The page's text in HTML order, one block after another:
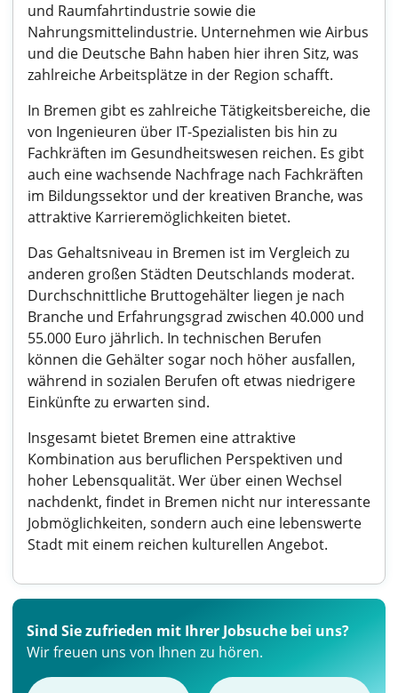
und Raumfahrtindustrie sowie die
Nahrungsmittelindustrie. Unternehmen wie Airbus
und die Deutsche Bahn haben hier ihren Sitz, was
zahlreiche Arbeitsplätze in der Region schafft.
In Bremen gibt es zahlreiche Tätigkeitsbereiche, die
von Ingenieuren über IT-Spezialisten bis hin zu
Fachkräften im Gesundheitswesen reichen. Es gibt
auch eine wachsende Nachfrage nach Fachkräften
im Bildungssektor und der kreativen Branche, was
attraktive Karrieremöglichkeiten bietet.
Das Gehaltsniveau in Bremen ist im Vergleich zu
anderen großen Städten Deutschlands moderat.
Durchschnittliche Bruttogehälter liegen je nach
Branche und Erfahrungsgrad zwischen 40.000 und
55.000 Euro jährlich. In technischen Berufen
können die Gehälter sogar noch höher ausfallen,
während in sozialen Berufen oft etwas niedrigere
Einkünfte zu erwarten sind.
Insgesamt bietet Bremen eine attraktive
Kombination aus beruflichen Perspektiven und
hoher Lebensqualität. Wer über einen Wechsel
nachdenkt, findet in Bremen nicht nur interessante
Jobmöglichkeiten, sondern auch eine lebenswerte
Stadt mit einem reichen kulturellen Angebot.
Sind Sie zufrieden mit Ihrer Jobsuche bei uns?
Wir freuen uns von Ihnen zu hören.